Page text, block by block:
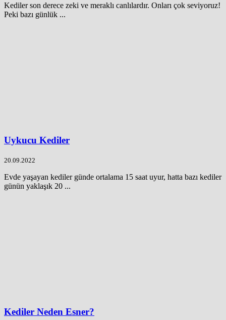
Kediler son derece zeki ve meraklı canlılardır. Onları çok seviyoruz!
Peki bazı günlük ...
Uykucu Kediler
20.09.2022
Evde yaşayan kediler günde ortalama 15 saat uyur, hatta bazı kediler
günün yaklaşık 20 ...
Kediler Neden Esner?